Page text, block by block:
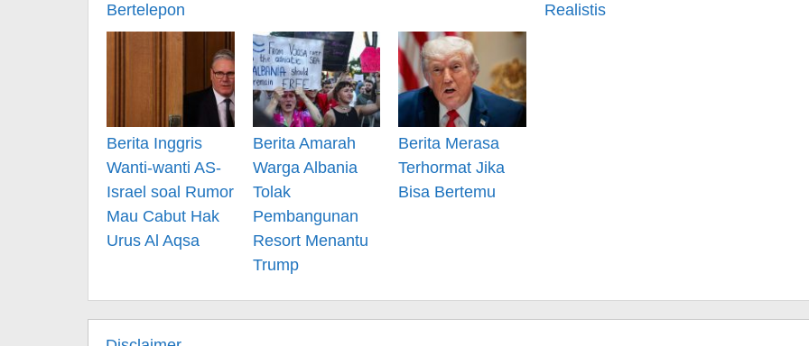
Bertelepon
Realistis
Berita Inggris
Wanti-wanti AS-
Israel soal Rumor
Mau Cabut Hak
Urus Al Aqsa
Berita Amarah
Warga Albania
Tolak
Pembangunan
Resort Menantu
Trump
Berita Merasa
Terhormat Jika
Bisa Bertemu